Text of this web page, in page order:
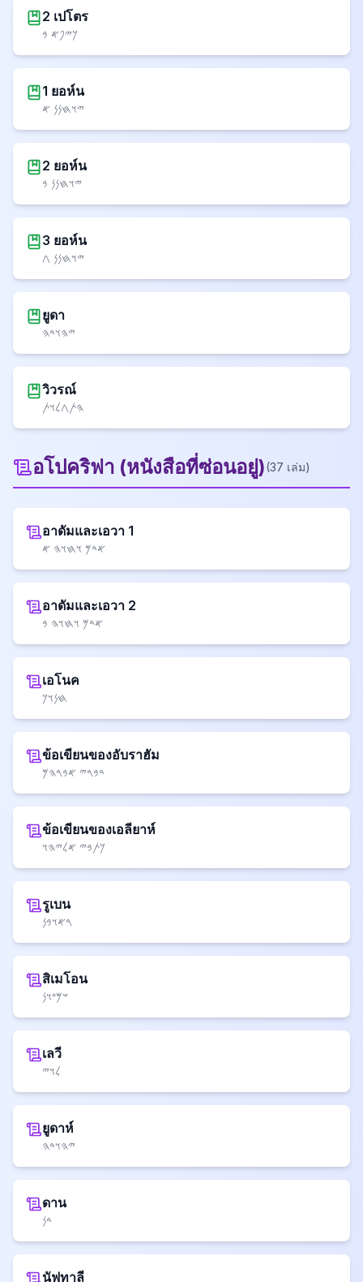
2 เปโตร
𐤊𐤉𐤐𐤀 𐤁
1 ยอห์น
𐤉𐤅𐤇𐤍𐤍 𐤀
2 ยอห์น
𐤉𐤅𐤇𐤍𐤍 𐤁
3 ยอห์น
𐤉𐤅𐤇𐤍𐤍 𐤂
ยูดา
𐤉𐤄𐤅𐤃𐤄
วิวรณ์
𐤄𐤕𐤂𐤋𐤅𐤕
อโปคริฟา (หนังสือที่ซ่อนอยู่)(37 เล่ม)
อาดัมและเอวา 1
𐤀𐤃𐤌 𐤅𐤇𐤅𐤄 𐤀
อาดัมและเอวา 2
𐤀𐤃𐤌 𐤅𐤇𐤅𐤄 𐤁
เอโนค
𐤇𐤍𐤅𐤊
ข้อเขียนของอับราฮัม
𐤃𐤁𐤓𐤉 𐤀𐤁𐤓𐤄𐤌
ข้อเขียนของเอลียาห์
𐤊𐤕𐤁𐤉 𐤀𐤋𐤉𐤄𐤅
รูเบน
𐤓𐤀𐤅𐤁𐤍
สิเมโอน
𐤔𐤌𐤏𐤅𐤍
เลวี
𐤋𐤅𐤉
ยูดาห์
𐤉𐤄𐤅𐤃𐤄
ดาน
𐤃𐤍
นัฟทาลี